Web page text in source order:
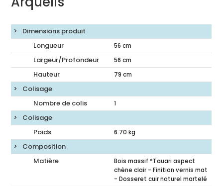
Dimensions produit
Longueur
56 cm
Largeur/Profondeur 56 cm
Hauteur 79 cm
Colisage
Nombre de colis
1
Colisage
Poids
6.70 kg
Composition
Matière
Bois massif *Tauari aspect
chêne clair - Finition vernis mat
- Dosseret cuir naturel martelé